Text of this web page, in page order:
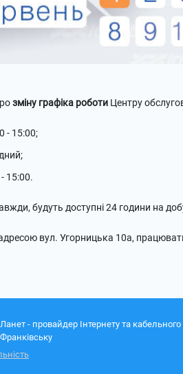
зміну графіка роботи Центру
- 15:00;
15:00.
будуть доступні 24 години на
вул. Угорницька 10а,
- провайдер Інтернету та кабельного